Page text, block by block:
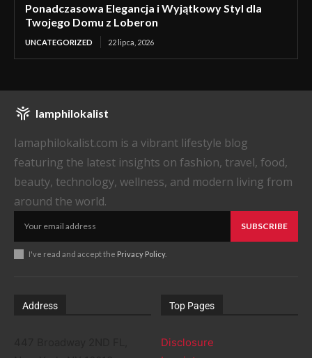
Ponadczasowa Elegancja i Wyjątkowy Styl dla
Twojego Domu z Loberon
UNCATEGORIZED 22 lipca, 2026
Iamphilokalist
Iamaphilokalist.com is a vibrant lifestyle blog
featuring the latest insights on fashion, travel, food,
beauty, technology, wellness, and modern living from
around the world.
SUBSCRIBE
I've read and accept the Privacy Policy.
Address Top Pages
Disclosure